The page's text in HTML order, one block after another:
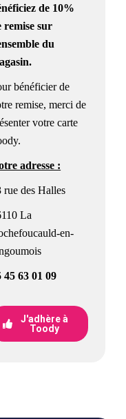
de 10%
remise sur
du
.
bénéficier de
remise, merci de
votre carte
adresse :
rue des Halles
La
en-
45 63 01 09
J'adhère à
Toody